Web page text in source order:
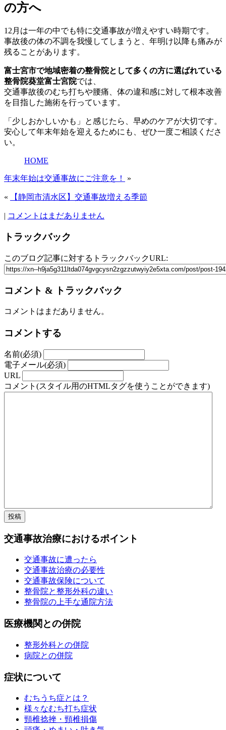
の方へ
12月は一年の中でも特に交通事故が増えやすい時期です。
事故後の体の不調を我慢してしまうと、年明け以降も痛みが
残ることがあります。
富士宮市で地域密着の整骨院として多くの方に選ばれている
整骨院葵堂富士宮院では、
交通事故後のむち打ちや腰痛、体の違和感に対して根本改善
を目指した施術を行っています。
「少しおかしいかも」と感じたら、早めのケアが大切です。
安心して年末年始を迎えるためにも、ぜひ一度ご相談くださ
い。
HOME
年末年始は交通事故にご注意を！ »
« 【静岡市清水区】交通事故増える季節
| コメントはまだありません
トラックバック
このブログ記事に対するトラックバックURL:
コメント & トラックバック
コメントはまだありません。
コメントする
名前(必須)
電子メール(必須)
URL
コメント(スタイル用のHTMLタグを使うことができます)
交通事故治療におけるポイント
交通事故に遭ったら
交通事故治療の必要性
交通事故保険について
整骨院と整形外科の違い
整骨院の上手な通院方法
医療機関との併院
整形外科との併院
病院との併院
症状について
むちうち症とは？
様々なむち打ち症状
頸椎捻挫・頸椎損傷